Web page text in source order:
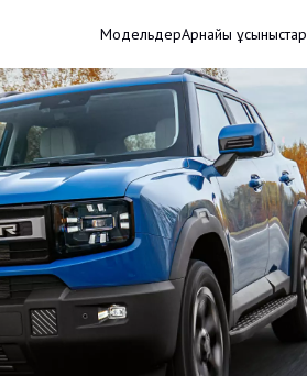
МодельдерАрнайы ұсыныстар